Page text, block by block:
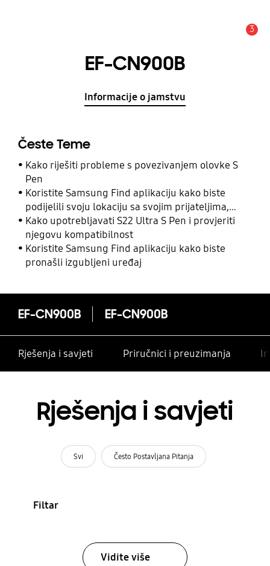
3
EF-CN900B
Informacije o jamstvu
Česte Teme
Kako riješiti probleme s povezivanjem olovke S
Pen
Koristite Samsung Find aplikaciju kako biste
podijelili svoju lokaciju sa svojim prijateljima,
djetetom, obitelji i drugim kontaktima
Kako upotrebljavati S22 Ultra S Pen i provjeriti
njegovu kompatibilnost
Koristite Samsung Find aplikaciju kako biste
pronašli izgubljeni uređaj
EF-CN900B EF-CN900B
Rješenja i savjeti Priručnici i preuzimanja
Rješenja i savjeti
Svi Često Postavljana Pitanja
Filtar
Vidite više